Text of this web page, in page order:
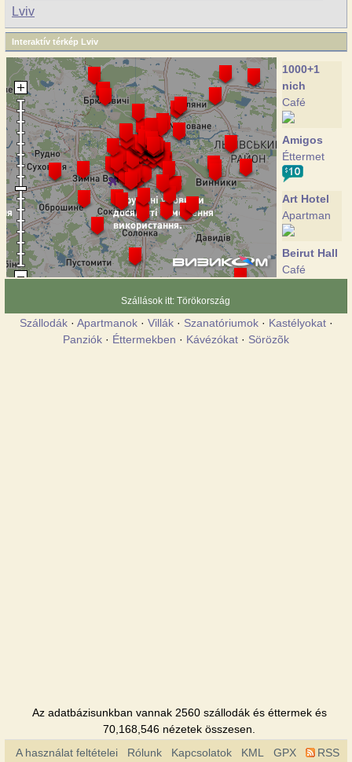
Lviv
Interaktív térkép Lviv
1000+1
nich
Café
Amigos
Éttermet
Art Hotel
Apartman
Beirut Hall
Café
Éttermet
Szálloda
Home
Szállások itt: Törökország
Szállodák· Apartmanok· Villák· Szanatóriumok· Kastélyokat·
Panziók · Éttermekben · Kávézókat · Sörözõk
Az adatbázisunkban vannak 2560 szállodák és éttermek és
70,168,546 nézetek összesen.
A használat feltételei
Rólunk Kapcsolatok KML GPX RSS